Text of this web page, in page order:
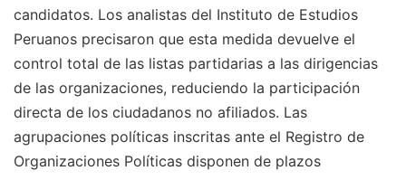
candidatos. Los analistas del Instituto de Estudios
Peruanos precisaron que esta medida devuelve el
control total de las listas partidarias a las dirigencias
de las organizaciones, reduciendo la participación
directa de los ciudadanos no afiliados. Las
agrupaciones políticas inscritas ante el Registro de
Organizaciones Políticas disponen de plazos